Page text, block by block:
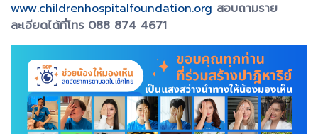
www.childrenhospitalfoundation.org สอบถามราย
ละเอียดได้ที่โทร 088 874 4671